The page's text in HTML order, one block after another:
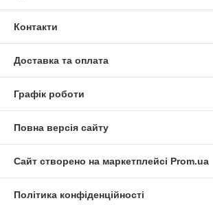
Контакти
Доставка та оплата
Графік роботи
Повна версія сайту
Сайт створено на маркетплейсі Prom.ua
Політика конфіденційності